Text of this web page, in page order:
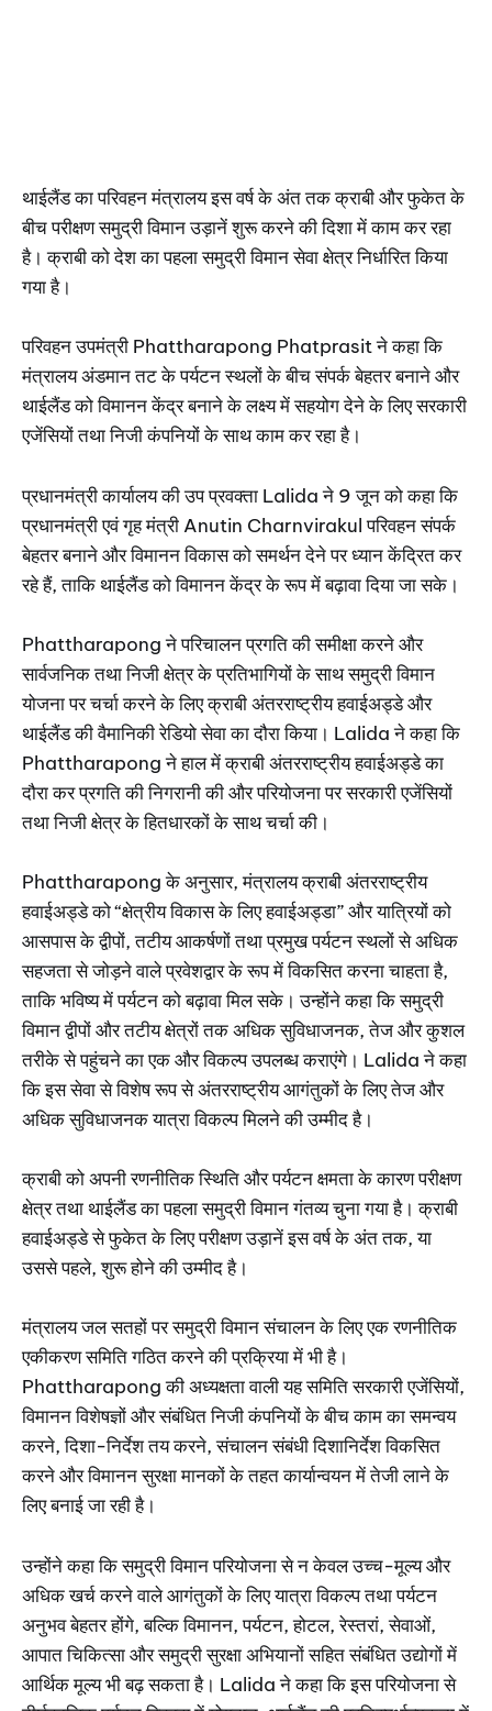
थाईलैंड का परिवहन मंत्रालय इस वर्ष के अंत तक क्राबी और फुकेत के
बीच परीक्षण समुद्री विमान उड़ानें शुरू करने की दिशा में काम कर रहा
है। क्राबी को देश का पहला समुद्री विमान सेवा क्षेत्र निर्धारित किया
गया है।
परिवहन उपमंत्री Phattharapong Phatprasit ने कहा कि
मंत्रालय अंडमान तट के पर्यटन स्थलों के बीच संपर्क बेहतर बनाने और
थाईलैंड को विमानन केंद्र बनाने के लक्ष्य में सहयोग देने के लिए सरकारी
एजेंसियों तथा निजी कंपनियों के साथ काम कर रहा है।
प्रधानमंत्री कार्यालय की उप प्रवक्ता Lalida ने 9 जून को कहा कि
प्रधानमंत्री एवं गृह मंत्री Anutin Charnvirakul परिवहन संपर्क
बेहतर बनाने और विमानन विकास को समर्थन देने पर ध्यान केंद्रित कर
रहे हैं, ताकि थाईलैंड को विमानन केंद्र के रूप में बढ़ावा दिया जा सके।
Phattharapong ने परिचालन प्रगति की समीक्षा करने और
सार्वजनिक तथा निजी क्षेत्र के प्रतिभागियों के साथ समुद्री विमान
योजना पर चर्चा करने के लिए क्राबी अंतरराष्ट्रीय हवाईअड्डे और
थाईलैंड की वैमानिकी रेडियो सेवा का दौरा किया। Lalida ने कहा कि
Phattharapong ने हाल में क्राबी अंतरराष्ट्रीय हवाईअड्डे का
दौरा कर प्रगति की निगरानी की और परियोजना पर सरकारी एजेंसियों
तथा निजी क्षेत्र के हितधारकों के साथ चर्चा की।
Phattharapong के अनुसार, मंत्रालय क्राबी अंतरराष्ट्रीय
हवाईअड्डे को “क्षेत्रीय विकास के लिए हवाईअड्डा” और यात्रियों को
आसपास के द्वीपों, तटीय आकर्षणों तथा प्रमुख पर्यटन स्थलों से अधिक
सहजता से जोड़ने वाले प्रवेशद्वार के रूप में विकसित करना चाहता है,
ताकि भविष्य में पर्यटन को बढ़ावा मिल सके। उन्होंने कहा कि समुद्री
विमान द्वीपों और तटीय क्षेत्रों तक अधिक सुविधाजनक, तेज और कुशल
तरीके से पहुंचने का एक और विकल्प उपलब्ध कराएंगे। Lalida ने कहा
कि इस सेवा से विशेष रूप से अंतरराष्ट्रीय आगंतुकों के लिए तेज और
अधिक सुविधाजनक यात्रा विकल्प मिलने की उम्मीद है।
क्राबी को अपनी रणनीतिक स्थिति और पर्यटन क्षमता के कारण परीक्षण
क्षेत्र तथा थाईलैंड का पहला समुद्री विमान गंतव्य चुना गया है। क्राबी
हवाईअड्डे से फुकेत के लिए परीक्षण उड़ानें इस वर्ष के अंत तक, या
उससे पहले, शुरू होने की उम्मीद है।
मंत्रालय जल सतहों पर समुद्री विमान संचालन के लिए एक रणनीतिक
एकीकरण समिति गठित करने की प्रक्रिया में भी है।
Phattharapong की अध्यक्षता वाली यह समिति सरकारी एजेंसियों,
विमानन विशेषज्ञों और संबंधित निजी कंपनियों के बीच काम का समन्वय
करने, दिशा-निर्देश तय करने, संचालन संबंधी दिशानिर्देश विकसित
करने और विमानन सुरक्षा मानकों के तहत कार्यान्वयन में तेजी लाने के
लिए बनाई जा रही है।
उन्होंने कहा कि समुद्री विमान परियोजना से न केवल उच्च-मूल्य और
अधिक खर्च करने वाले आगंतुकों के लिए यात्रा विकल्प तथा पर्यटन
अनुभव बेहतर होंगे, बल्कि विमानन, पर्यटन, होटल, रेस्तरां, सेवाओं,
आपात चिकित्सा और समुद्री सुरक्षा अभियानों सहित संबंधित उद्योगों में
आर्थिक मूल्य भी बढ़ सकता है। Lalida ने कहा कि इस परियोजना से